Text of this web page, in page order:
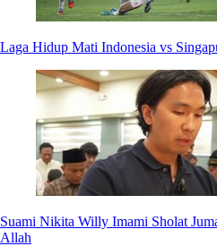
Laga Hidup Mati Indonesia vs
Suami Nikita Willy Imami Sholat
Allah